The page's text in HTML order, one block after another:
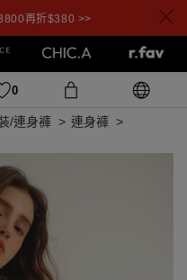
再折$380 >>
0
/連身褲
連身褲